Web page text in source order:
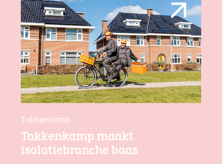
Takkenkamp
Takkenkamp maakt
isolatiebranche baas